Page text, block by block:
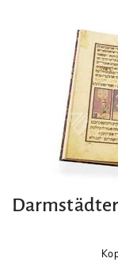
Darmstädter